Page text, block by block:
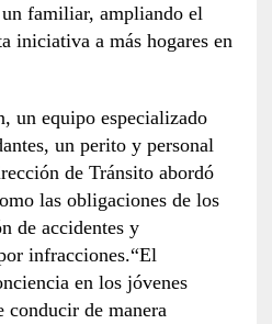
familiar, ampliando el
iniciativa a más hogares en
un equipo especializado
un perito y personal
de Tránsito abordó
las obligaciones de los
de accidentes y
infracciones.“El
en los jóvenes
conducir de manera